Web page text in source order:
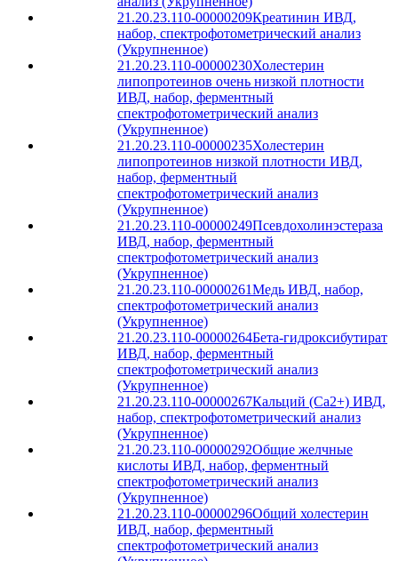
21.20.23.110-00000209Креатинин ИВД,
набор, спектрофотометрический анализ
(Укрупненное)
21.20.23.110-00000230Холестерин
липопротеинов очень низкой плотности
ИВД, набор, ферментный
спектрофотометрический анализ
(Укрупненное)
21.20.23.110-00000235Холестерин
липопротеинов низкой плотности ИВД,
набор, ферментный
спектрофотометрический анализ
(Укрупненное)
21.20.23.110-00000249Псевдохолинэстераза
ИВД, набор, ферментный
спектрофотометрический анализ
(Укрупненное)
21.20.23.110-00000261Медь ИВД, набор,
спектрофотометрический анализ
(Укрупненное)
21.20.23.110-00000264Бета-гидроксибутират
ИВД, набор, ферментный
спектрофотометрический анализ
(Укрупненное)
21.20.23.110-00000267Кальций (Ca2+) ИВД,
набор, спектрофотометрический анализ
(Укрупненное)
21.20.23.110-00000292Общие желчные
кислоты ИВД, набор, ферментный
спектрофотометрический анализ
(Укрупненное)
21.20.23.110-00000296Общий холестерин
ИВД, набор, ферментный
спектрофотометрический анализ